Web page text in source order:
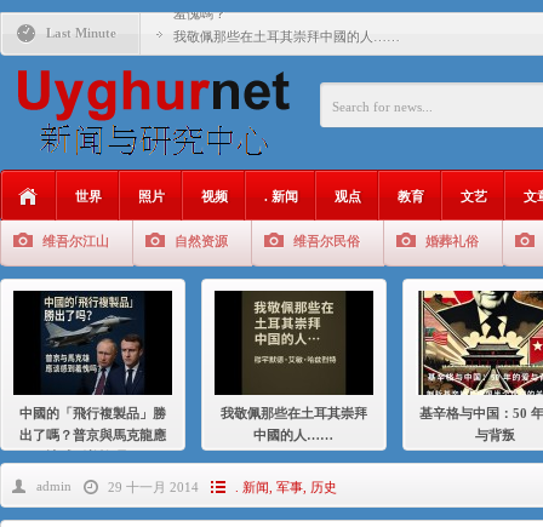
Last Minute
羞愧嗎？
我敬佩那些在土耳其崇拜中國的人……
基辛格与中国：50 年的爱与背叛
年的百年關係
大一统情结使魏京生失去理智 / 伊利夏提
伊利夏提：在自责与内疚中的挣扎
伊利夏提：消失在集中营的红衣女孩
伊利夏提：维吾尔种族灭绝
世界 照片 视频 . 新闻 观点 教育 文艺 文
维吾尔江山 自然资源 维吾尔民俗 婚葬礼俗
中國的「飛行複製品」勝
出了嗎？普京與馬克龍應
我敬佩那些在土耳其崇拜
中國的人……
基辛格与中国：50
与背叛
admin 29 十一月 2014 . 新闻 军事 历史